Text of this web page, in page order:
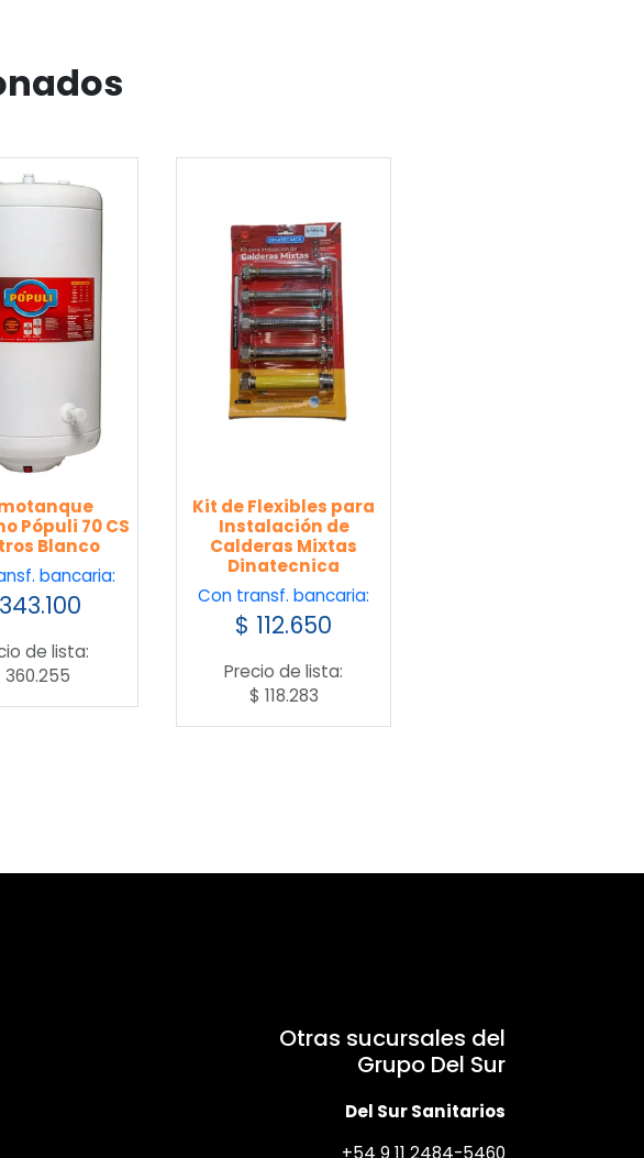
Pópuli 70 CS
Blanco
bancaria:
343.100
de lista:
360.255
Kit de Flexibles para
Instalación de
Calderas Mixtas
Dinatecnica
Con transf. bancaria:
$ 112.650
Precio de lista:
$ 118.283
Otras sucursales del
Grupo Del Sur
Del Sur Sanitarios
+54 9 11 2484-5460